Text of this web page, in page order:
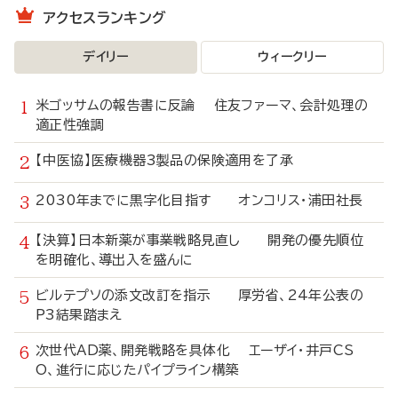
アクセスランキング
デイリー ウィークリー
米ゴッサムの報告書に反論 住友ファーマ、会計処理の
適正性強調
【中医協】医療機器3製品の保険適用を了承
2030年までに黒字化目指す オンコリス・浦田社長
【決算】日本新薬が事業戦略見直し 開発の優先順位
を明確化、導出入を盛んに
ビルテプソの添文改訂を指示 厚労省、24年公表の
P3結果踏まえ
次世代AD薬、開発戦略を具体化 エーザイ・井戸CS
O、進行に応じたパイプライン構築